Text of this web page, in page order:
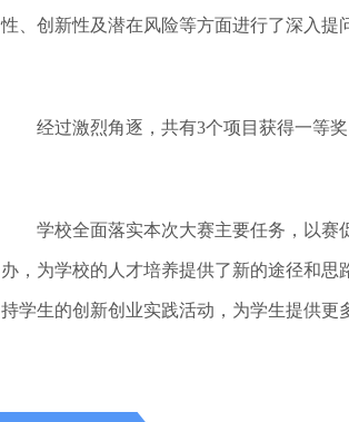
性、创新性及潜在风险等方面进行了深入提
经过激烈角逐，共有3个项目获得一等奖
学校全面落实本次大赛主要任务，以赛促
办，为学校的人才培养提供了新的途径和
持学生的创新创业实践活动，为学生提供